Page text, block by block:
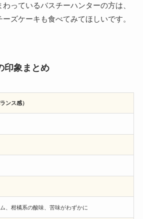
っているバスチーハンターの方は、
ズケーキも食べてみてほしいです。
印象まとめ
ンス感）
、柑橘系の酸味、苦味がわずかに